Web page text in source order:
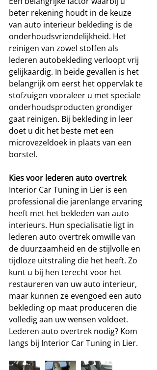
beter rekening houdt in de keuze
van auto interieur bekleding is de
onderhoudsvriendelijkheid. Het
reinigen van zowel stoffen als
lederen autobekleding verloopt vrij
gelijkaardig. In beide gevallen is het
belangrijk om eerst het oppervlak te
stofzuigen vooraleer u met speciale
onderhoudsproducten grondiger
gaat reinigen. Bij bekleding in leer
doet u dit het beste met een
microvezeldoek in plaats van een
borstel.
Kies voor lederen auto overtrek
Interior Car Tuning in Lier is een
professional die jarenlange ervaring
heeft met het bekleden van auto
interieurs. Hun specialisatie ligt in
lederen auto overtrek omwille van
de duurzaamheid en de stijlvolle en
tijdloze uitstraling die het heeft. Zo
kunt u bij hen terecht voor het
restaureren van uw auto interieur,
maar kunnen ze evengoed een auto
bekleding op maat produceren die
volledig aan uw wensen voldoet.
Lederen auto overtrek nodig? Kom
langs bij Interior Car Tuning in Lier.